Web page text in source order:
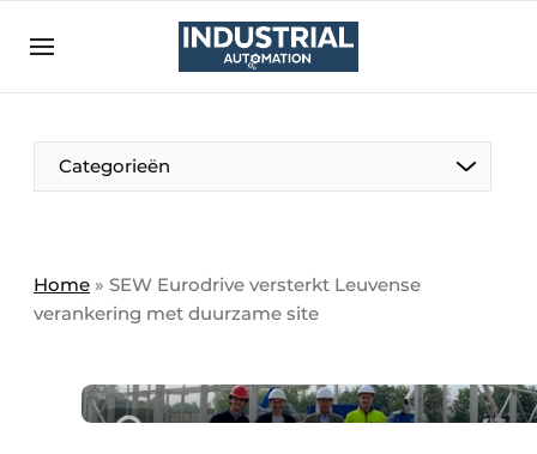
Aanmelden
Bedrijven
Bedrijven
Direct contact
Eigen content aanleveren
Home
Categorieën
Home » SEW Eurodrive versterkt Leuvense
verankering met duurzame site